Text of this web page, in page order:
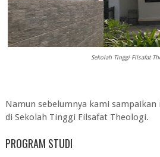
Sekolah Tinggi Filsafat
Namun sebelumnya kami
di Sekolah Tinggi Filsafat Theologi.
PROGRAM STUDI